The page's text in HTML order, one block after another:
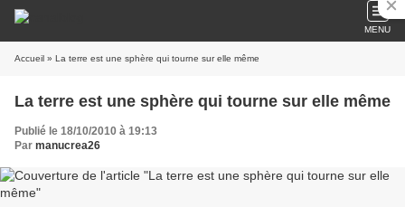
MENU
Accueil » La terre est une sphère qui tourne sur elle même
La terre est une sphère qui tourne sur elle même
Publié le 18/10/2010 à 19:13
Par manucrea26